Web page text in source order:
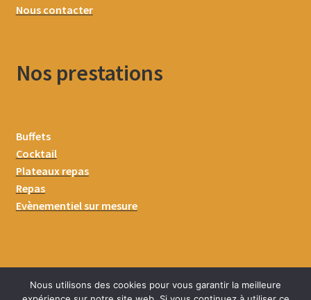
Nous contacter
Nos prestations
Buffets
Cocktail
Plateaux repas
Repas
Evènementiel sur mesure
Nous utilisons des cookies pour vous garantir la meilleure